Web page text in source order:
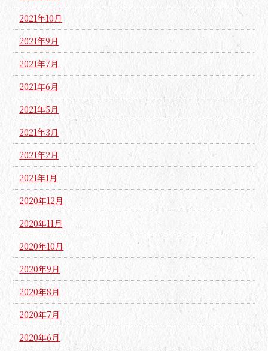
2021年10月
2021年9月
2021年7月
2021年6月
2021年5月
2021年3月
2021年2月
2021年1月
2020年12月
2020年11月
2020年10月
2020年9月
2020年8月
2020年7月
2020年6月